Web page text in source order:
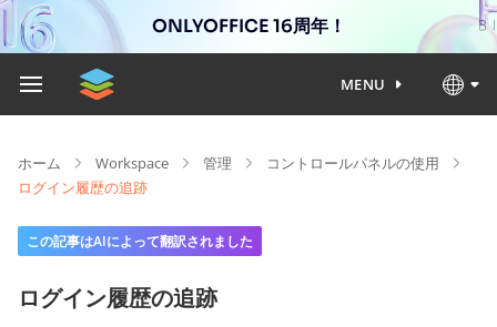
ONLYOFFICE 16周年！
MENU
ホーム Workspace 管理
コントロールパネルの使用
ログイン履歴の追跡
この記事はAIによって翻訳されました
ログイン履歴の追跡